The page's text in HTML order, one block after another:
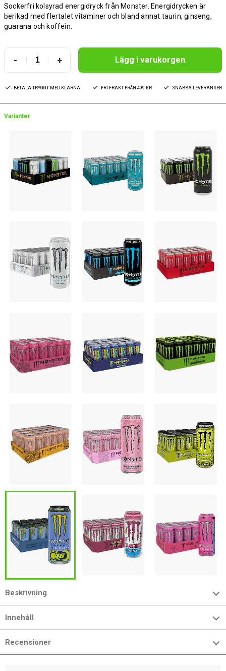
Sockerfri kolsyrad energidryck från Monster. Energidrycken är
berikad med flertalet vitaminer och bland annat taurin, ginseng,
guarana och koffein.
- + Lägg i varukorgen
BETALA TRYGGT MED KLARNA FRI FRAKT FRÅN 499 KR SNABBA LEVERANSER
Varianter
Beskrivning
Innehåll
Recensioner